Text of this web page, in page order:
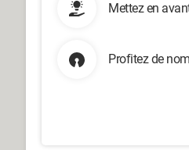
Mettez en
Profitez de